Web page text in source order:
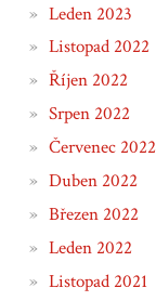
Leden 2023
Listopad 2022
Říjen 2022
Srpen 2022
Červenec 2022
Duben 2022
Březen 2022
Leden 2022
Listopad 2021